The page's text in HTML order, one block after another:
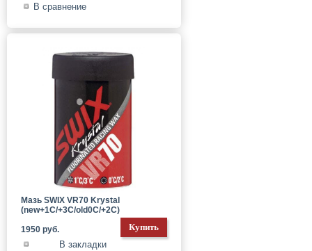
В сравнение
Мазь SWIX VR70 Krystal
(new+1С/+3C/old0C/+2C)
1950 руб.
В закладки